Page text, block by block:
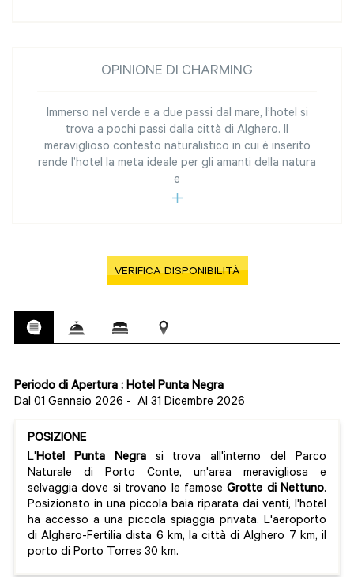
OPINIONE DI CHARMING
Immerso nel verde e a due passi dal mare, l’hotel si
trova a pochi passi dalla città di Alghero. Il
meraviglioso contesto naturalistico in cui è inserito
rende l’hotel la meta ideale per gli amanti della natura
e
VERIFICA DISPONIBILITÀ
Periodo di Apertura : Hotel Punta Negra
Dal 01 Gennaio 2026 - Al 31 Dicembre 2026
POSIZIONE
L'Hotel Punta Negrasi trova all'interno del Parco
Naturale di Porto Conte, un'area meravigliosa e
selvaggia dove si trovano le famoseGrotte di Nettuno.
Posizionato in una piccola baia riparata dai venti, l'hotel
ha accesso a una piccola spiaggia privata. L'aeroporto
di Alghero-Fertilia dista 6 km, la città di Alghero 7 km, il
porto di Porto Torres 30 km.